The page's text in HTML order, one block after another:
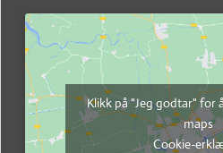
Klikk på "Jeg godtar" for
maps
Cookie-